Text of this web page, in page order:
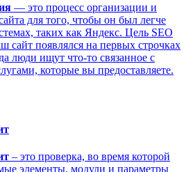
— это процесс организации и
для того, чтобы он был легче
таких как Яндекс. Цель SEO
сайт появлялся на первых строчках
люди ищут что-то связанное с
которые вы предоставляете.
– это проверка, во время которой
элементы, модули и параметры